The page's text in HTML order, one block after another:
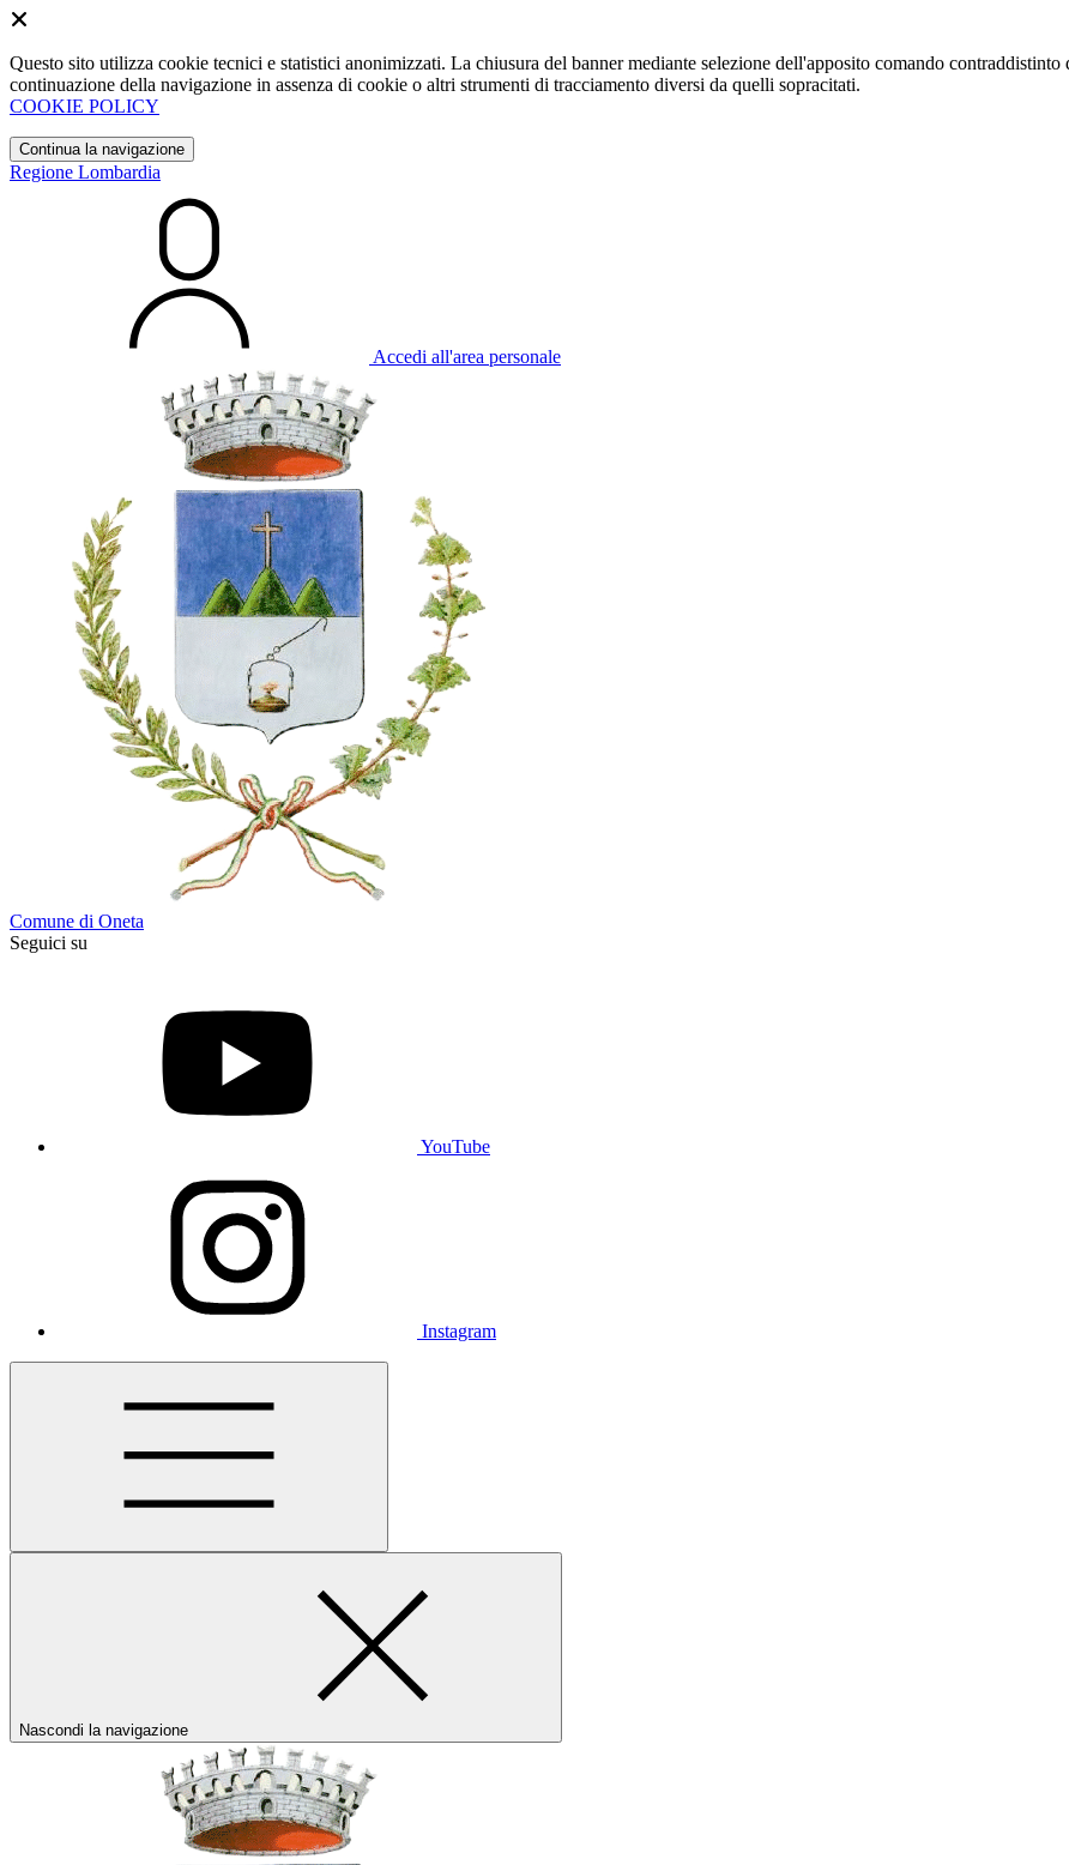
Questo sito utilizza cookie tecnici e statistici anonimizzati. La chiusura del banner mediante selezione dell'apposito comando
continuazione della navigazione in assenza di cookie o altri strumenti di tracciamento diversi da quelli sopracitati.
COOKIE POLICY
Continua la navigazione
Regione Lombardia
Accedi all'area personale
Comune di Oneta
Seguici su
YouTube
Instagram
Nascondi la navigazione